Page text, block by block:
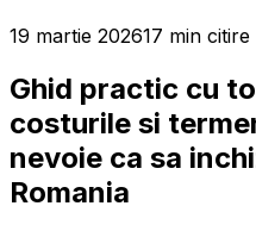
19 martie 202617 min citire
Ghid practic cu
costurile si
nevoie ca sa
Romania